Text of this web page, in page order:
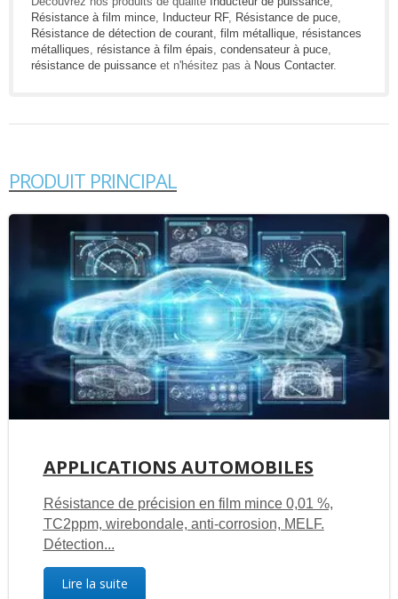
Résistance à film mince, Inducteur RF, Résistance de puce,
Résistance de détection de courant, film métallique, résistances
métalliques, résistance à film épais, condensateur à puce,
résistance de puissance et n'hésitez pas à Nous Contacter.
PRODUIT PRINCIPAL
APPLICATIONS AUTOMOBILES
Résistance de précision en film mince 0,01 %,
TC2ppm, wirebondale, anti-corrosion, MELF.
Détection...
Lire la suite